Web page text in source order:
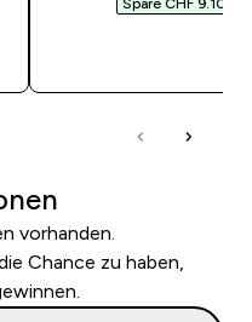
vorhanden.
Chance zu haben,